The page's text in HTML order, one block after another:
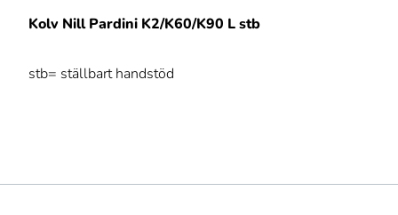
Kolv Nill Pardini K2/K60/K90 L stb
stb= ställbart handstöd